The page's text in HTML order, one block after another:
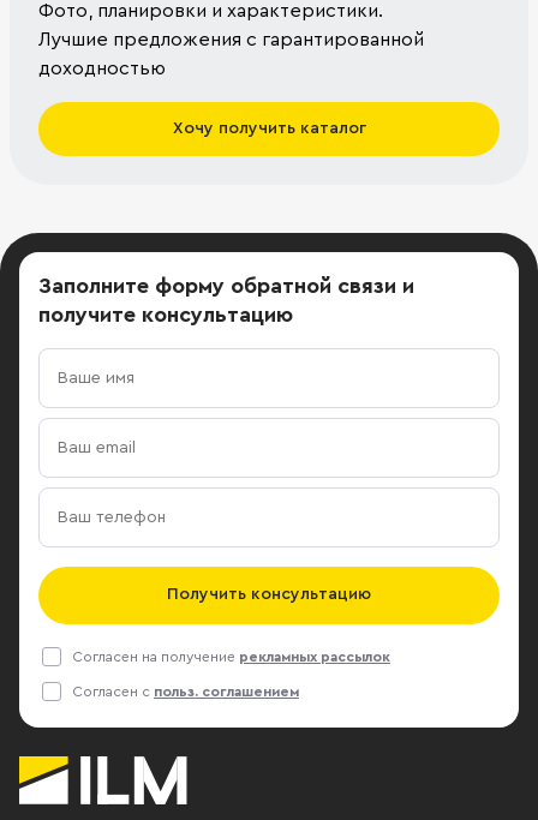
Фото, планировки и характеристики.
Лучшие предложения с гарантированной
доходностью
Хочу получить каталог
Заполните форму обратной связи и
получите консультацию
Получить консультацию
Согласен на получение рекламных рассылок
Согласен с польз. соглашением